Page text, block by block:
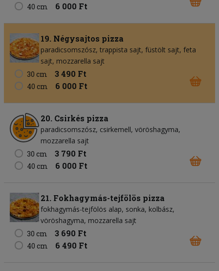
40 cm 6 000 Ft
19. Négysajtos pizza
paradicsomszósz trappista sajt füstölt sajt feta
sajt mozzarella sajt
30 cm
3 490 Ft
40 cm 6 000 Ft
20. Csirkés pizza
paradicsomszósz csirkemell vöröshagyma
mozzarella sajt
30 cm
3 790 Ft
40 cm 6 000 Ft
21. Fokhagymás-tejfölös pizza
fokhagymás-tejfölös alap sonka kolbász
vöröshagyma mozzarella sajt
30 cm
3 690 Ft
40 cm 6 490 Ft